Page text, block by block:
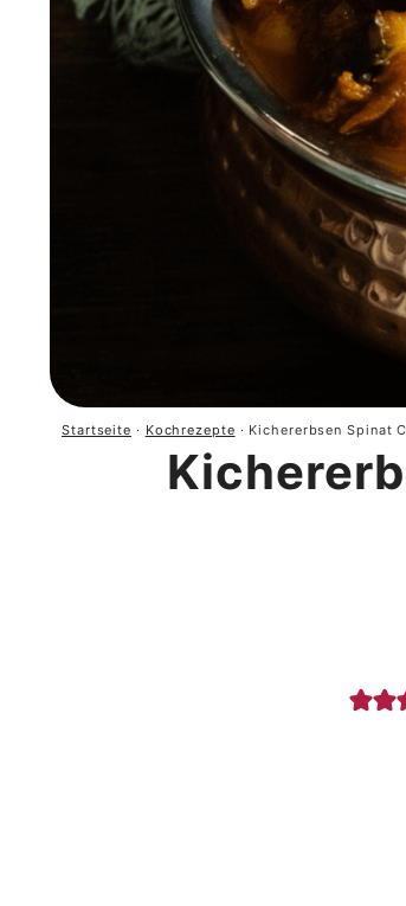
Startseite · Kochrezepte · Kichererbsen Spinat